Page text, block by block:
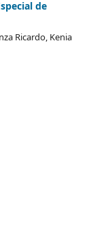
de
Ricardo, Kenia